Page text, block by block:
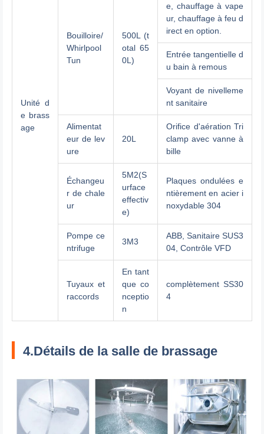
Unité d
e brass
age
Bouilloire/
Whirlpool
Tun
500L (t
otal 65
0L)
e, chauffage à vape
ur, chauffage à feu d
irect en option.
Entrée tangentielle d
u bain à remous
Voyant de nivelleme
nt sanitaire
Alimentat
eur de lev
ure
20L
Orifice d'aération Tri
clamp avec vanne à
bille
Échangeu
r de chale
ur
5M2(S
urface
effectiv
e)
Plaques ondulées e
ntièrement en acier i
noxydable 304
Pompe ce
ntrifuge
3M3
ABB, Sanitaire SUS3
04, Contrôle VFD
Tuyaux et
raccords
En tant
que co
nceptio
n
complètement SS30
4
4.Détails de la salle de brassage